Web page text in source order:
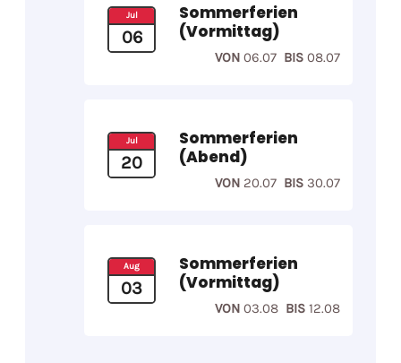
Jul
06
Sommerferien
(Vormittag)
VON 06.07 BIS 08.07
Jul
20
Sommerferien
(Abend)
VON 20.07 BIS 30.07
Aug
03
Sommerferien
(Vormittag)
VON 03.08 BIS 12.08